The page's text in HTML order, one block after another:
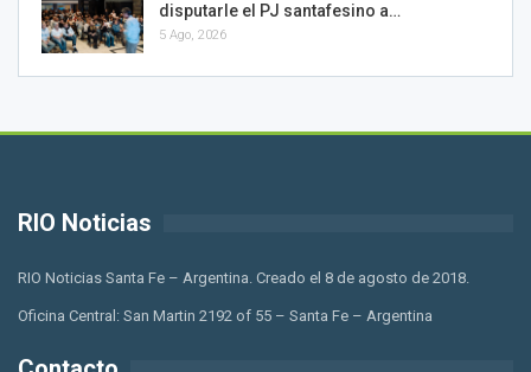
disputarle el PJ santafesino a…
5 Ago, 2026
RIO Noticias
RIO Noticias Santa Fe – Argentina. Creado el 8 de agosto de 2018.
Oficina Central: San Martin 2192 of 55 – Santa Fe – Argentina